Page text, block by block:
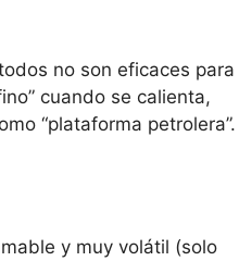
no son eficaces para
cuando se calienta,
“plataforma petrolera”.
y muy volátil (solo